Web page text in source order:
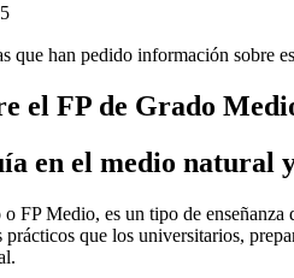
que han pedido información sobre
el FP de Grado
en el medio natural
FP Medio, es un tipo de enseñanza
prácticos que los universitarios,